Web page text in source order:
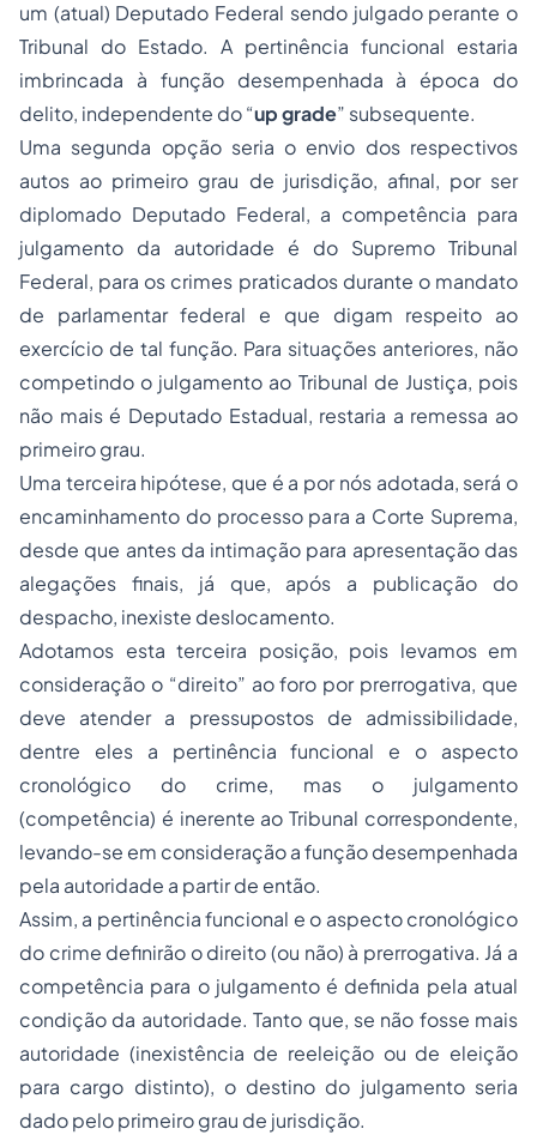
um (atual) Deputado Federal sendo julgado perante o
Tribunal do Estado. A pertinência funcional estaria
imbrincada à função desempenhada à época do
delito, independente do “up grade” subsequente.
Uma segunda opção seria o envio dos respectivos
autos ao primeiro grau de jurisdição, afinal, por ser
diplomado Deputado Federal, a competência para
julgamento da autoridade é do Supremo Tribunal
Federal, para os crimes praticados durante o mandato
de parlamentar federal e que digam respeito ao
exercício de tal função. Para situações anteriores, não
competindo o julgamento ao Tribunal de Justiça, pois
não mais é Deputado Estadual, restaria a remessa ao
primeiro grau.
Uma terceira hipótese, que é a por nós adotada, será o
encaminhamento do processo para a Corte Suprema,
desde que antes da intimação para apresentação das
alegações finais, já que, após a publicação do
despacho, inexiste deslocamento.
Adotamos esta terceira posição, pois levamos em
consideração o “direito” ao foro por prerrogativa, que
deve atender a pressupostos de admissibilidade,
dentre eles a pertinência funcional e o aspecto
cronológico do crime, mas o julgamento
(competência) é inerente ao Tribunal correspondente,
levando-se em consideração a função desempenhada
pela autoridade a partir de então.
Assim, a pertinência funcional e o aspecto cronológico
do crime definirão o direito (ou não) à prerrogativa. Já a
competência para o julgamento é definida pela atual
condição da autoridade. Tanto que, se não fosse mais
autoridade (inexistência de reeleição ou de eleição
para cargo distinto), o destino do julgamento seria
dado pelo primeiro grau de jurisdição.